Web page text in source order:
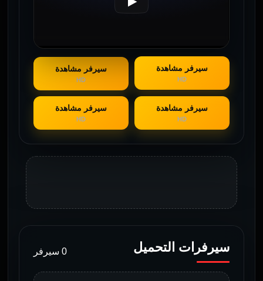
سيرفر مشاهدة
HD
سيرفر مشاهدة
HD
سيرفر مشاهدة
HD
سيرفر مشاهدة
HD
سيرفرات التحميل 0 سيرفر